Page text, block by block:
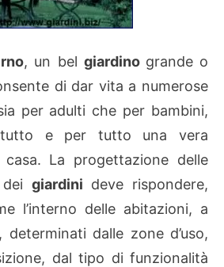
, un bel giardino grande o
di dar vita a numerose
per adulti che per bambini,
tutto e per tutto una vera
casa. La progettazione delle
giardini deve rispondere,
l’interno delle abitazioni, a
determinati dalle zone d’uso,
dal tipo di funzionalità